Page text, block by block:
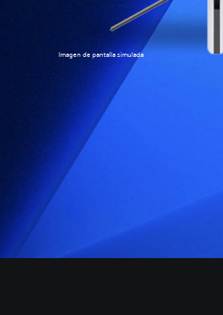
Imagen de pantalla simulada